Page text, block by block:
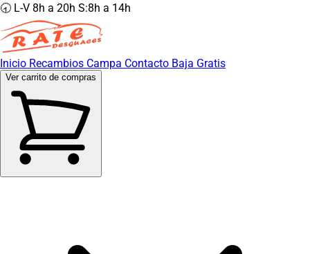
🕣 L-V 8h a 20h S:8h a 14h
Inicio Recambios Campa Contacto Baja Gratis
Ver carrito de compras